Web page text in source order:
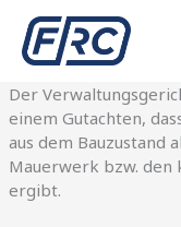
content
Der
einem Gutachten,
aus dem Bauzustand
Mauerwerk bzw.
ergibt.